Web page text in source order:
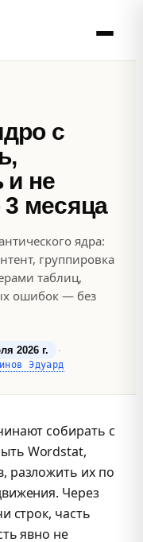
с
и не
3 месяца
ядра:
группировка
таблиц,
ошибок — без
2026 г.
·
Эдуард
собирать с
Wordstat,
разложить их по
Через
строк, часть
явно не